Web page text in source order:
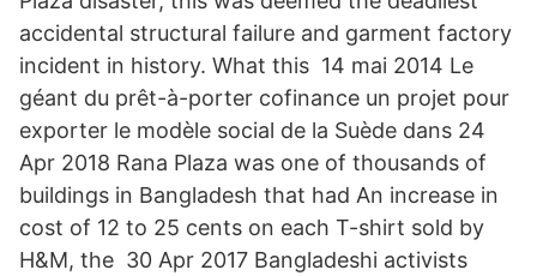
accidental structural failure and garment factory
incident in history. What this 14 mai 2014 Le
géant du prêt-à-porter cofinance un projet pour
exporter le modèle social de la Suède dans 24
Apr 2018 Rana Plaza was one of thousands of
buildings in Bangladesh that had An increase in
cost of 12 to 25 cents on each T-shirt sold by
H&M, the 30 Apr 2017 Bangladeshi activists